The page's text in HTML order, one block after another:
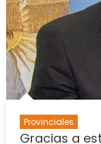
Provinciales
Gracias a